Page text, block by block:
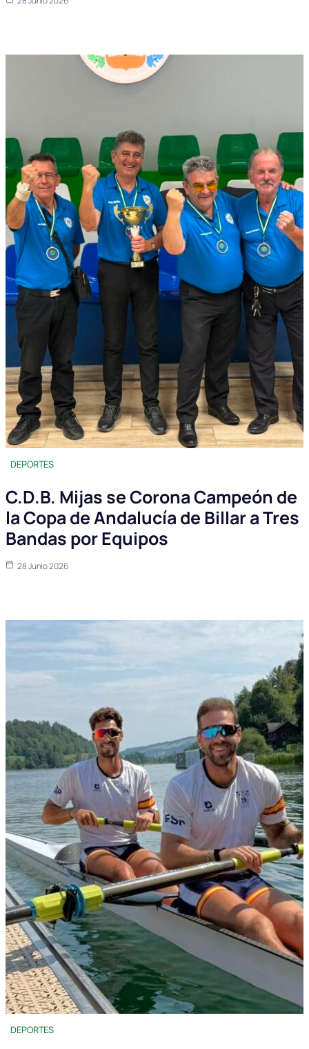
DEPORTES
C.D.B. Mijas se Corona Campeón de
la Copa de Andalucía de Billar a Tres
Bandas por Equipos
28 Junio 2026
DEPORTES